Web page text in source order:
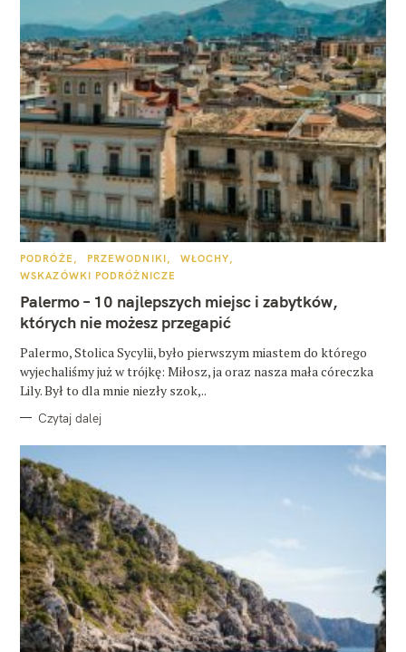
K
T
G
R
PODRÓŻE PRZEWODNIKI
WŁOCHY
WSKAZÓWKI PODRÓŻNICZE
Palermo – 10 najlepszych miejsc i zabytków,
których nie możesz przegapić
Palermo, Stolica Sycylii, było pierwszym miastem do którego
wyjechaliśmy już w trójkę: Miłosz, ja oraz nasza mała córeczka
Lily. Był to dla mnie niezły szok,..
Czytaj dalej